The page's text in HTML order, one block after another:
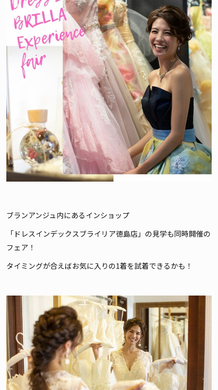
ブランアンジュ内にあるインショップ
「ドレスインデックスブライリア徳島店」の見学も同時開催の
フェア！
タイミングが合えばお気に入りの1着を試着できるかも！